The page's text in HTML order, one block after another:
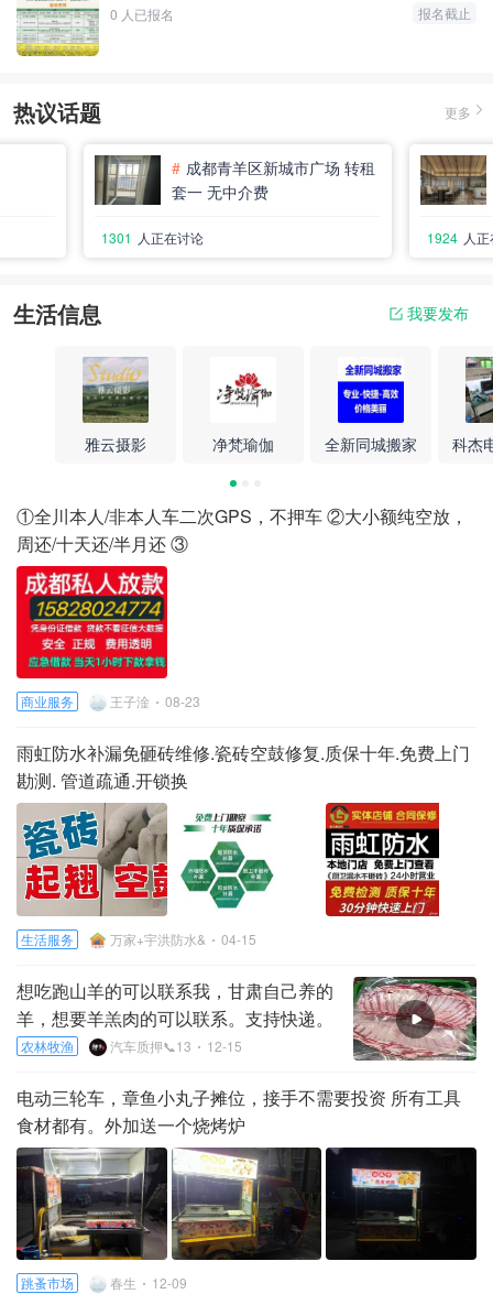
报名截止
0 人已报名
热议话题 更多
# 成都周边游近郊游周末游暑
期亲子游又添新项目
1924 人正在讨论
# 成都盼
2785 人
生活信息 我要发布
雅云摄影 净梵瑜伽 全新同城搬家 科杰
①全川本人/非本人车二次GPS，不押车 ②大小额纯空放，
周还/十天还/半月还 ③
商业服务 王子淦 08-23
雨虹防水补漏免砸砖维修.瓷砖空鼓修复.质保十年.免费上门
勘测. 管道疏通.开锁换
生活服务 万家+宇洪防水& 04-15
想吃跑山羊的可以联系我，甘肃自己养的
羊，想要羊羔肉的可以联系。支持快递。
真空包装
农林牧渔 汽车质押📞13 12-15
电动三轮车，章鱼小丸子摊位，接手不需要投资 所有工具
食材都有。外加送一个烧烤炉
跳蚤市场 春生 12-09